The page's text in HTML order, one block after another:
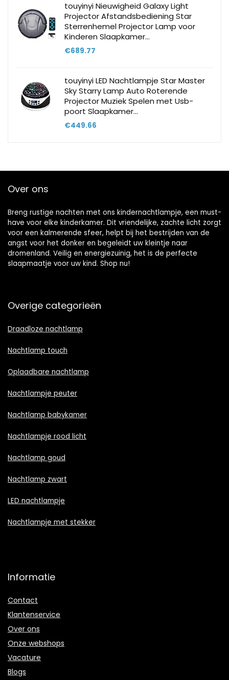
touyinyi Nieuwigheid Galaxy Light
Projector Afstandsbediening Star
Sterrenhemel Projector Lamp voor
Kinderen Slaapkamer…
€689.77
touyinyi LED Nachtlampje Star Master
Sky Starry Lamp Auto Roterende
Projector Muziek Spelen met Usb-
poort Slaapkamer…
€449.66
Over ons
Breng rustige nachten met ons kindernachtlampje, een must-
have voor elke kinderkamer. Dit vriendelijke, zachte licht zorgt
voor een kalmerende sfeer, helpt bij het bestrijden van de
angst voor het donker en begeleidt uw kleintje naar
dromenland. Veilig en energiezuinig, het is de perfecte
slaapmaatje voor uw kind. Shop nu!
Overige categorieën
Draadloze nachtlamp
Nachtlamp touch
Oplaadbare nachtlamp
Nachtlampje peuter
Nachtlamp babykamer
Nachtlampje rood licht
Nachtlamp goud
Nachtlamp zwart
LED nachtlampje
Nachtlampje met stekker
Informatie
Contact
Klantenservice
Over ons
Onze webshops
Vacature
Blogs